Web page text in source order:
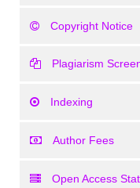
Copyright Notice
Plagiarism
Indexing
Author Fees
Open Access